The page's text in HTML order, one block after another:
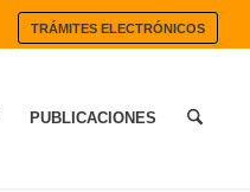
TRÁMITES ELECTRÓNICOS
PUBLICACIONES